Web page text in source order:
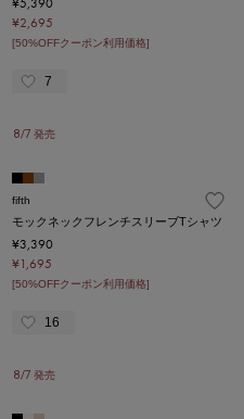
¥2,695
[50%OFFクーポン利用価格]
7
8/7 発売
fifth
モックネックフレンチスリーブTシャツ
¥3,390
¥1,695
[50%OFFクーポン利用価格]
16
8/7 発売